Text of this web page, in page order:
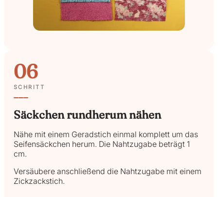
06
SCHRITT
Säckchen rundherum nähen
Nähe mit einem Geradstich einmal komplett um das
Seifensäckchen herum. Die Nahtzugabe beträgt 1
cm.
Versäubere anschließend die Nahtzugabe mit einem
Zickzackstich.